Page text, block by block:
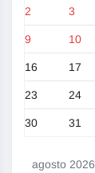
agosto 2026
2 3
9 10
16 17
23 24
30 31